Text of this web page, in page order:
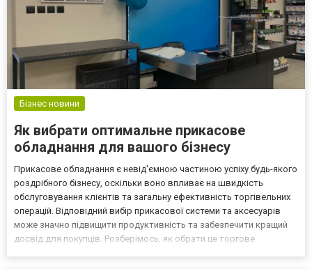
Бізнес новини
Як вибрати оптимальне прикасове
обладнання для вашого бізнесу
Прикасове обладнання є невід'ємною частиною успіху будь-якого
роздрібного бізнесу, оскільки воно впливає на швидкість
обслуговування клієнтів та загальну ефективність торгівельних
операцій. Відповідний вибір прикасової системи та аксесуарів
може значно підвищити продуктивність та забезпечити кращий
досвід для покупців. Розберімось, як обрати це торгове